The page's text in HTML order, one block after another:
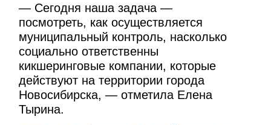
— Сегодня наша задача —
посмотреть, как осуществляется
муниципальный контроль, насколько
социально ответственны
кикшеринговые компании, которые
действуют на территории города
Новосибирска, — отметила Елена
Тырина.